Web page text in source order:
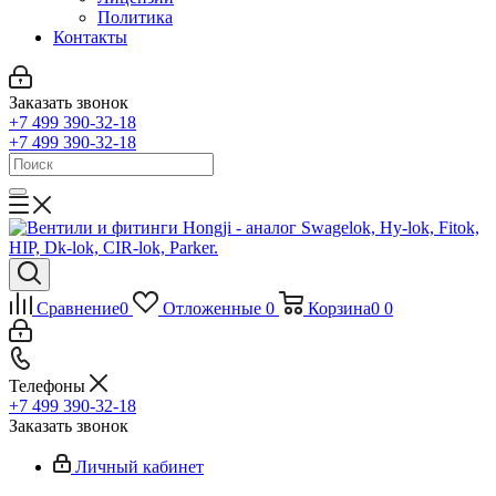
Политика
Контакты
Заказать звонок
+7 499 390-32-18
+7 499 390-32-18
Сравнение0 Отложенные 0 Корзина0 0
Телефоны
+7 499 390-32-18
Заказать звонок
Личный кабинет